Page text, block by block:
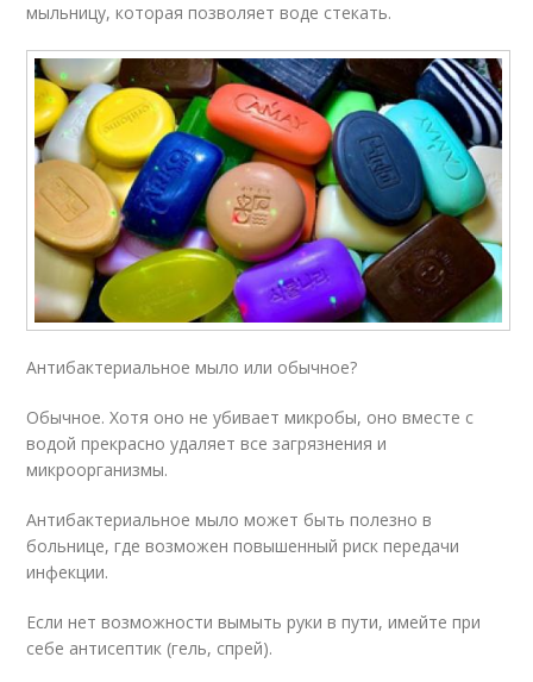
мыльницу, которая позволяет воде стекать.
Антибактериальное мыло или обычное?
Обычное. Хотя оно не убивает микробы, оно вместе с
водой прекрасно удаляет все загрязнения и
микроорганизмы.
Антибактериальное мыло может быть полезно в
больнице, где возможен повышенный риск передачи
инфекции.
Если нет возможности вымыть руки в пути, имейте при
себе антисептик (гель, спрей).